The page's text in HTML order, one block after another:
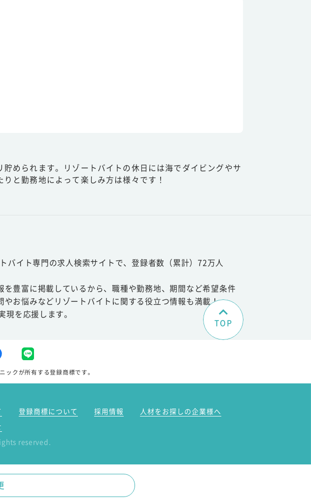
められます。リゾートバイトの休日には海でダイビングやサ
と勤務地によって楽しみ方は様々です！
バイト専門の求人検索サイトで、登録者数（累計）72万人
豊富に掲載しているから、職種や勤務地、期間など希望条件
お悩みなどリゾートバイトに関する役立つ情報も満載！
を応援します。
TOP
ックが所有する登録商標です。
登録商標について 採用情報
人材をお探しの企業様へ
reserved.